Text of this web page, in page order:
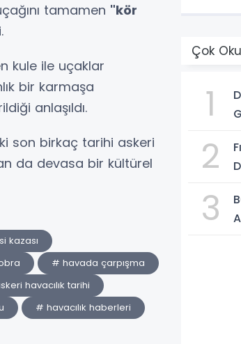
tamamen "kör
kule ile uçaklar
bir karmaşa
anlaşıldı.
son birkaç tarihi askeri
da devasa bir kültürel
kazası
# havada çarpışma
havacılık tarihi
# havacılık haberleri
Çok
1
2
3